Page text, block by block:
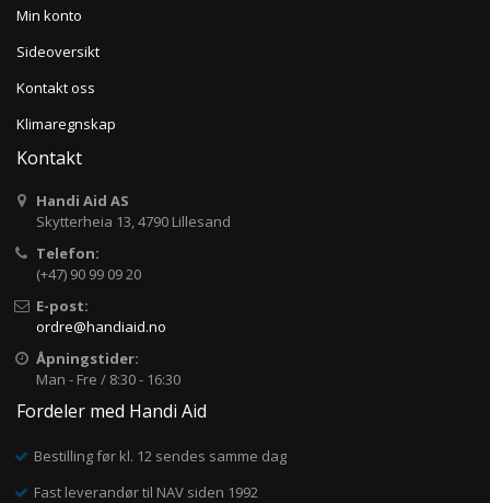
Min konto
Sideoversikt
Kontakt oss
Klimaregnskap
Kontakt
Handi Aid AS
Skytterheia 13, 4790 Lillesand
Telefon:
(+47) 90 99 09 20
E-post:
ordre@handiaid.no
Åpningstider:
Man - Fre / 8:30 - 16:30
Fordeler med Handi Aid
Bestilling før kl. 12 sendes samme dag
Fast leverandør til NAV siden 1992